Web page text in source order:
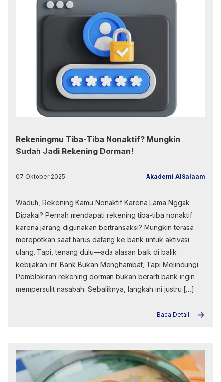
Rekeningmu Tiba-Tiba Nonaktif? Mungkin
Sudah Jadi Rekening Dorman!
07 Oktober 2025 Akademi AlSalaam
Waduh, Rekening Kamu Nonaktif Karena Lama Nggak
Dipakai? Pernah mendapati rekening tiba-tiba nonaktif
karena jarang digunakan bertransaksi? Mungkin terasa
merepotkan saat harus datang ke bank untuk aktivasi
ulang. Tapi, tenang dulu—ada alasan baik di balik
kebijakan ini! Bank Bukan Menghambat, Tapi Melindungi
Pemblokiran rekening dorman bukan berarti bank ingin
mempersulit nasabah. Sebaliknya, langkah ini justru […]
Baca Detail